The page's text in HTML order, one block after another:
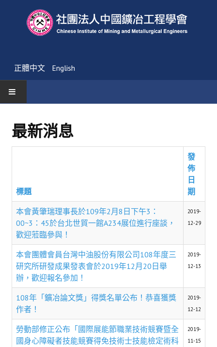
正體中文 English
最新消息
學會簡介
理事長的話
學會會歌
學會會址沿革
學會組織與架構
架構圖
理監事會
最新消息
標題
發
佈
日
期
本會黃肇瑞理事長於109年2月8日下午3：
00~3：45於台北世貿一館A234展位進行座談，
歡迎蒞臨參與！
2019-
12-29
本會團體會員台灣中油股份有限公司108年度三
研究所研發成果發表會於2019年12月20日舉
辦，歡迎報名參加！
2019-
12-13
108年「鑛冶論文獎」得獎名單公布！恭喜獲獎
作者！
2019-
12-12
勞動部修正公布「國際展能節職業技術競賽暨全
國身心障礙者技能競賽得免技術士技能檢定術科
2019-
11-15